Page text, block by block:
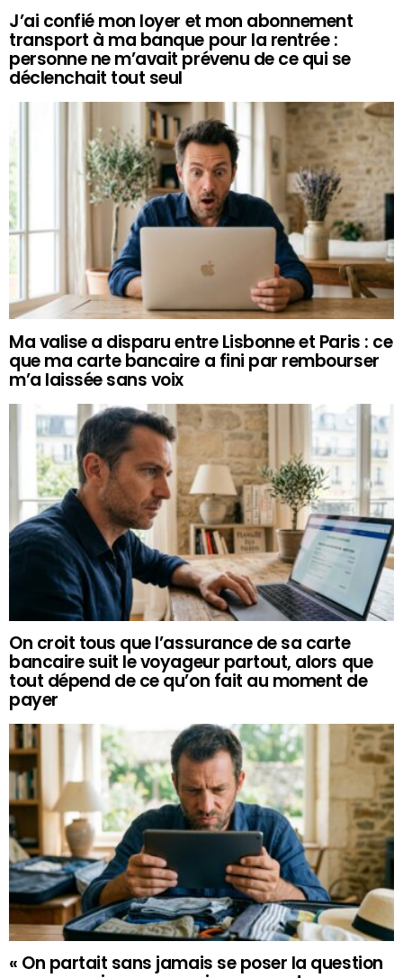
J’ai confié mon loyer et mon abonnement
transport à ma banque pour la rentrée :
personne ne m’avait prévenu de ce qui se
déclenchait tout seul
Ma valise a disparu entre Lisbonne et Paris : ce
que ma carte bancaire a fini par rembourser
m’a laissée sans voix
On croit tous que l’assurance de sa carte
bancaire suit le voyageur partout, alors que
tout dépend de ce qu’on fait au moment de
payer
« On partait sans jamais se poser la question